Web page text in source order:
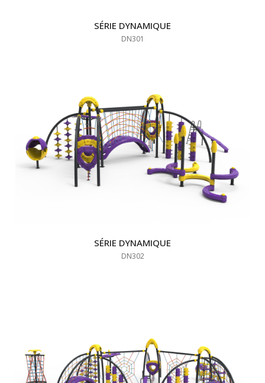
SÉRIE DYNAMIQUE
DN301
SÉRIE DYNAMIQUE
DN302